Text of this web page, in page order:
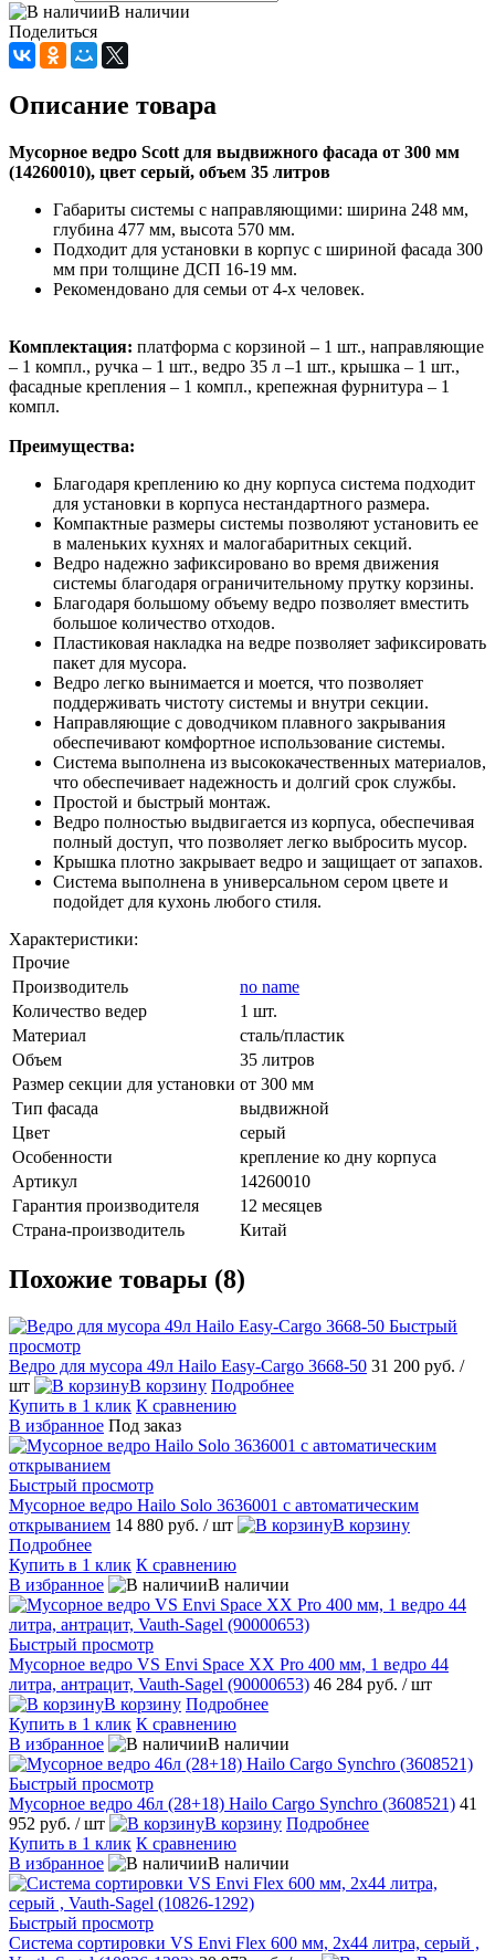
В наличии
Поделиться
Описание товара
Мусорное ведро Scott для выдвижного фасада от 300 мм
(14260010), цвет серый, объем 35 литров
Габариты системы с направляющими: ширина 248 мм,
глубина 477 мм, высота 570 мм.
Подходит для установки в корпус с шириной фасада 300
мм при толщине ДСП 16-19 мм.
Рекомендовано для семьи от 4-х человек.
Комплектация: платформа с корзиной – 1 шт., направляющие
– 1 компл., ручка – 1 шт., ведро 35 л –1 шт., крышка – 1 шт.,
фасадные крепления – 1 компл., крепежная фурнитура – 1
компл.
Преимущества:
Благодаря креплению ко дну корпуса система подходит
для установки в корпуса нестандартного размера.
Компактные размеры системы позволяют установить ее
в маленьких кухнях и малогабаритных секций.
Ведро надежно зафиксировано во время движения
системы благодаря ограничительному прутку корзины.
Благодаря большому объему ведро позволяет вместить
большое количество отходов.
Пластиковая накладка на ведре позволяет зафиксировать
пакет для мусора.
Ведро легко вынимается и моется, что позволяет
поддерживать чистоту системы и внутри секции.
Направляющие с доводчиком плавного закрывания
обеспечивают комфортное использование системы.
Система выполнена из высококачественных материалов,
что обеспечивает надежность и долгий срок службы.
Простой и быстрый монтаж.
Ведро полностью выдвигается из корпуса, обеспечивая
полный доступ, что позволяет легко выбросить мусор.
Крышка плотно закрывает ведро и защищает от запахов.
Система выполнена в универсальном сером цвете и
подойдет для кухонь любого стиля.
Характеристики:
Прочие
Производитель
no name
Количество ведер
1 шт.
Материал
сталь/пластик
Объем
35 литров
Размер секции для установки от 300 мм
Тип фасада
выдвижной
Цвет
серый
Особенности
крепление ко дну корпуса
Артикул
14260010
Гарантия производителя
12 месяцев
Страна-производитель
Китай
Похожие товары (8)
Быстрый
просмотр
Ведро для мусора 49л Hailo Easy-Cargo 3668-50 31 200 руб. /
шт
В корзину Подробнее
Купить в 1 клик К сравнению
В избранное Под заказ
Быстрый просмотр
Мусорное ведро Hailo Solo 3636001 с автоматическим
открыванием 14 880 руб. / шт
В корзину
Подробнее
Купить в 1 клик К сравнению
В избранное
В наличии
Быстрый просмотр
Мусорное ведро VS Envi Space XX Pro 400 мм, 1 ведро 44
литра, антрацит, Vauth-Sagel (90000653) 46 284 руб. / шт
В корзину Подробнее
Купить в 1 клик К сравнению
В избранное
В наличии
Быстрый просмотр
Мусорное ведро 46л (28+18) Hailo Cargo Synchro (3608521) 41
952 руб. / шт В корзину Подробнее
Купить в 1 клик К сравнению
В избранное
В наличии
Быстрый просмотр
Система сортировки VS Envi Flex 600 мм, 2х44 литра, серый ,